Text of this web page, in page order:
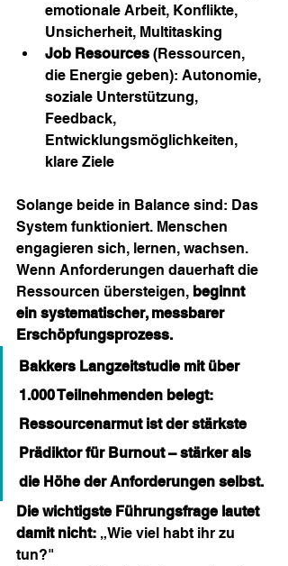
emotionale Arbeit, Konflikte,
Unsicherheit, Multitasking
Job Resources (Ressourcen,
die Energie geben): Autonomie,
soziale Unterstützung,
Feedback,
Entwicklungsmöglichkeiten,
klare Ziele
Solange beide in Balance sind: Das
System funktioniert. Menschen
engagieren sich, lernen, wachsen.
Wenn Anforderungen dauerhaft die
Ressourcen übersteigen, beginnt
ein systematischer, messbarer
Erschöpfungsprozess.
Bakkers Langzeitstudie mit über
1.000 Teilnehmenden belegt:
Ressourcenarmut ist der stärkste
Prädiktor für Burnout – stärker als
die Höhe der Anforderungen selbst.
Die wichtigste Führungsfrage lautet
damit nicht: „Wie viel habt ihr zu
tun?"